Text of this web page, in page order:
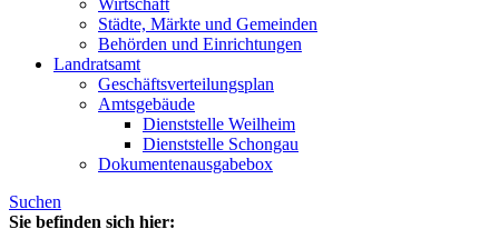
Wirtschaft
Städte, Märkte und Gemeinden
Behörden und Einrichtungen
Landratsamt
Geschäftsverteilungsplan
Amtsgebäude
Dienststelle Weilheim
Dienststelle Schongau
Dokumentenausgabebox
Suchen
Sie befinden sich hier: